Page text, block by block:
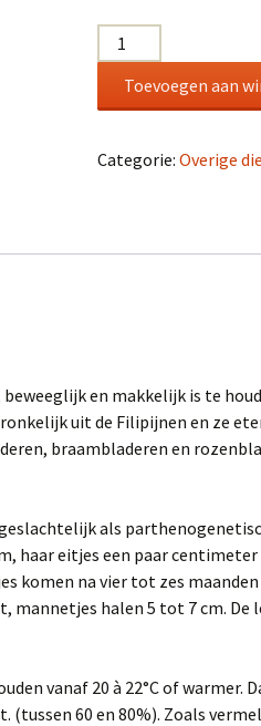
Sungaya
inexpectata
PSG
aantal
Toevoegen aan
Categorie:Overige
en makkelijk is te
uit de Filipijnen en ze
braambladeren en
als
haar eitjes een paar centimeter
komen na vier tot zes
halen 5 tot 7 cm. De
vanaf 20 à 22°C of warmer.
(tussen 60 en 80%). Zoals